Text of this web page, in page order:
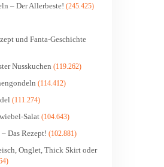
– Der Allerbeste! (245.425)
und Fanta-Geschichte
Nusskuchen (119.262)
(114.412)
(111.274)
Salat (104.643)
Das Rezept! (102.881)
Onglet, Thick Skirt oder